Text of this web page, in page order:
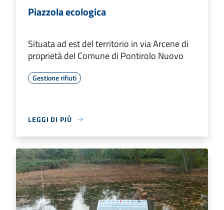
Piazzola ecologica
Situata ad est del territorio in via Arcene di
proprietà del Comune di Pontirolo Nuovo
Gestione rifiuti
LEGGI DI PIÙ